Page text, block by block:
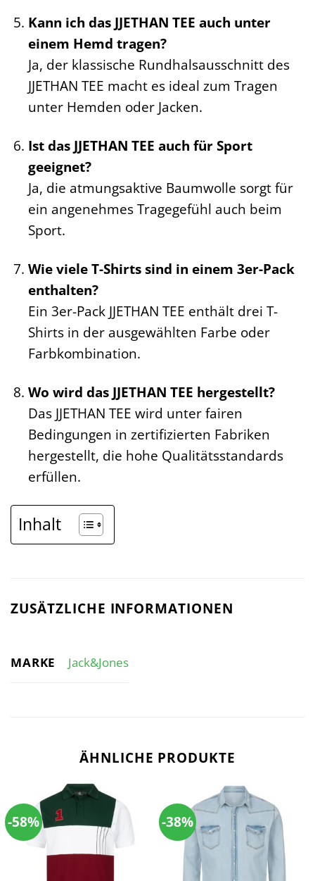
Kann ich das JJETHAN TEE auch unter
einem Hemd tragen?
Ja, der klassische Rundhalsausschnitt des
JJETHAN TEE macht es ideal zum Tragen
unter Hemden oder Jacken.
Ist das JJETHAN TEE auch für Sport
geeignet?
Ja, die atmungsaktive Baumwolle sorgt für
ein angenehmes Tragegefühl auch beim
Sport.
Wie viele T-Shirts sind in einem 3er-Pack
enthalten?
Ein 3er-Pack JJETHAN TEE enthält drei T-
Shirts in der ausgewählten Farbe oder
Farbkombination.
Wo wird das JJETHAN TEE hergestellt?
Das JJETHAN TEE wird unter fairen
Bedingungen in zertifizierten Fabriken
hergestellt, die hohe Qualitätsstandards
erfüllen.
Inhalt
ZUSÄTZLICHE INFORMATIONEN
MARKE Jack&Jones
ÄHNLICHE PRODUKTE
-58% -38%